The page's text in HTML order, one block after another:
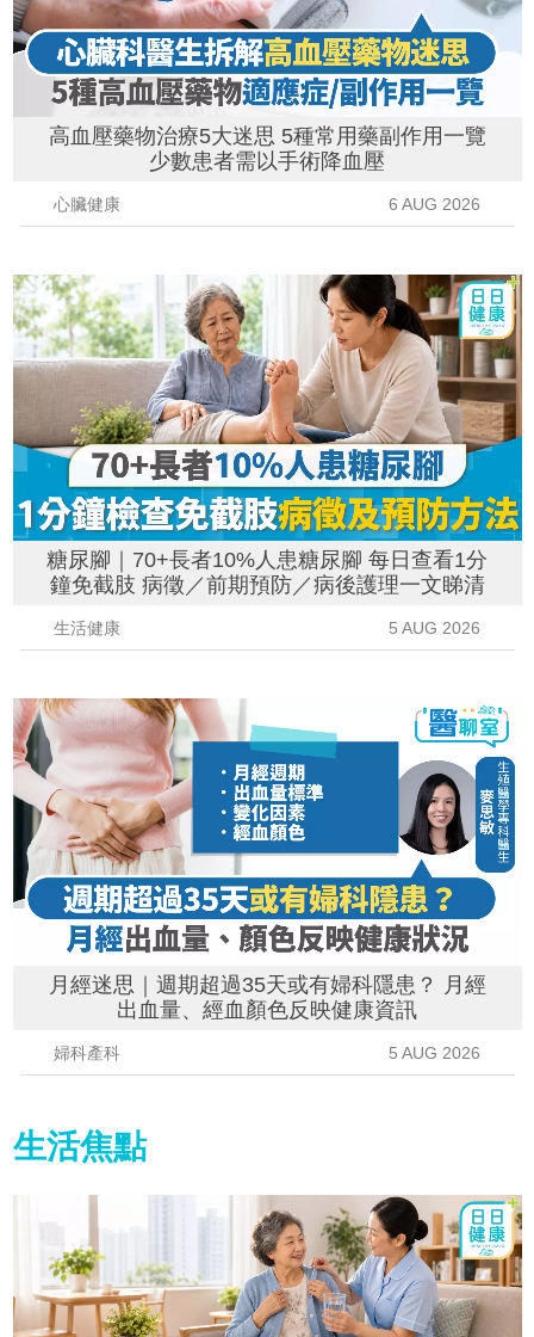
高血壓藥物治療5大迷思 5種常用藥副作用一覽
少數患者需以手術降血壓
心臟健康 6 AUG 2026
糖尿腳｜70+長者10%人患糖尿腳 每日查看1分
鐘免截肢 病徵／前期預防／病後護理一文睇清
生活健康 5 AUG 2026
月經迷思｜週期超過35天或有婦科隱患？ 月經
出血量、經血顏色反映健康資訊
婦科產科 5 AUG 2026
生活焦點